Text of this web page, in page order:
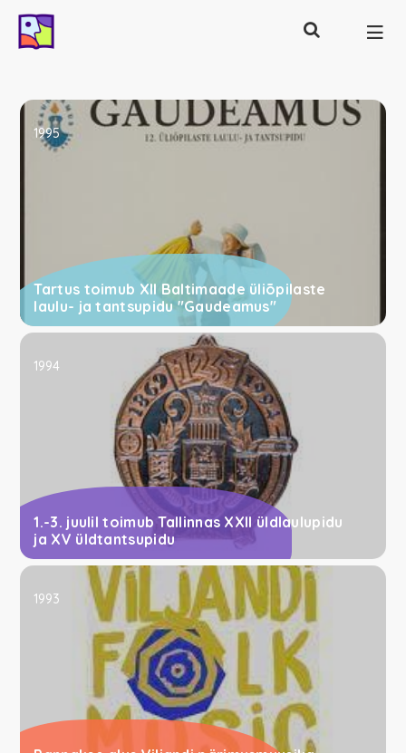
Otsing
Tartus toimub XII Baltimaade üliõpilaste
laulu- ja tantsupidu "Gaudeamus"
1995
1.-3. juulil toimub Tallinnas XXII üldlaulupidu
ja XV üldtantsupidu
1994
1993